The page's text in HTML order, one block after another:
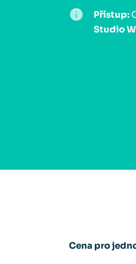
Přístup:
Studio W
Cena pro